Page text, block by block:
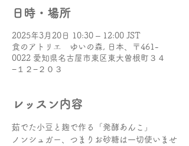
日時・場所
2025年3月20日 10:30 – 12:00 JST
食のアトリエ ゆいの森, 日本、〒461-
0022 愛知県名古屋市東区東大曽根町３４
−１２−２０３
レッスン内容
茹でた小豆と麹で作る「発酵あんこ」
ノンシュガー、つまりお砂糖は一切使いませ